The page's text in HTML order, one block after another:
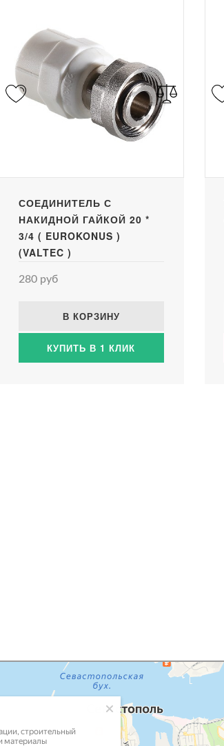
СОЕДИНИТЕЛЬ С
НАКИДНОЙ ГАЙКОЙ 20 *
3/4 ( EUROKONUS )
(VALTEC )
280 руб
В КОРЗИНУ
КУПИТЬ В 1 КЛИК